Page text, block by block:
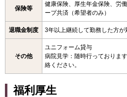
保険等
健康保険、厚生年金保険、労
ープ共済（希望者のみ）
退職金制度 3年以上継続して勤務した方が
その他
ユニフォーム貸与
病院見学：随時行っておりま
絡ください。
福利厚生